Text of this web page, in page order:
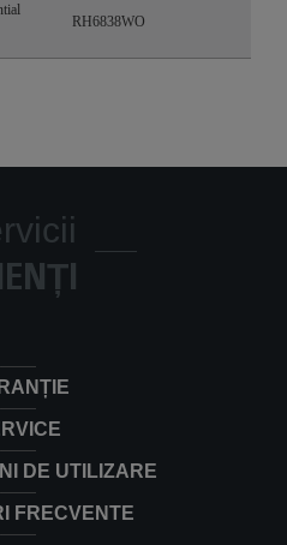
RH6838WO
DE UTILIZARE
FRECVENTE